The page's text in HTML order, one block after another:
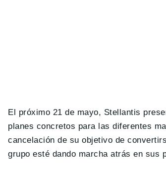
El próximo 21 de mayo, Stellantis
planes concretos para las diferentes
cancelación de su objetivo de
grupo esté dando marcha atrás en sus